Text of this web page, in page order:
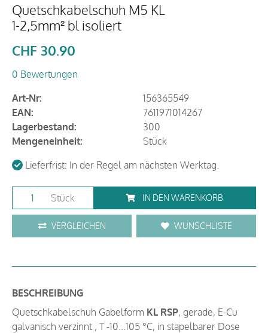
Quetschkabelschuh M5 KL
1-2,5mm² bl isoliert
CHF 30.90
0 Bewertungen
Art-Nr:
156365549
EAN:
7611971014267
Lagerbestand:
300
Mengeneinheit:
Stück
Lieferfrist: In der Regel am nächsten Werktag.
Stück IN DEN WARENKORB
VERGLEICHEN WUNSCHLISTE
BESCHREIBUNG
Quetschkabelschuh Gabelform KL RSP, gerade, E-Cu
galvanisch verzinnt , T -10...105 °C, in stapelbarer Dose